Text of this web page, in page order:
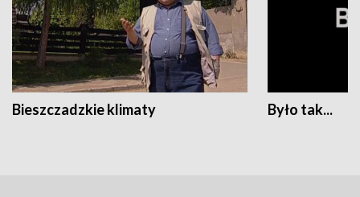
Bieszczadzkie klimaty Było tak...